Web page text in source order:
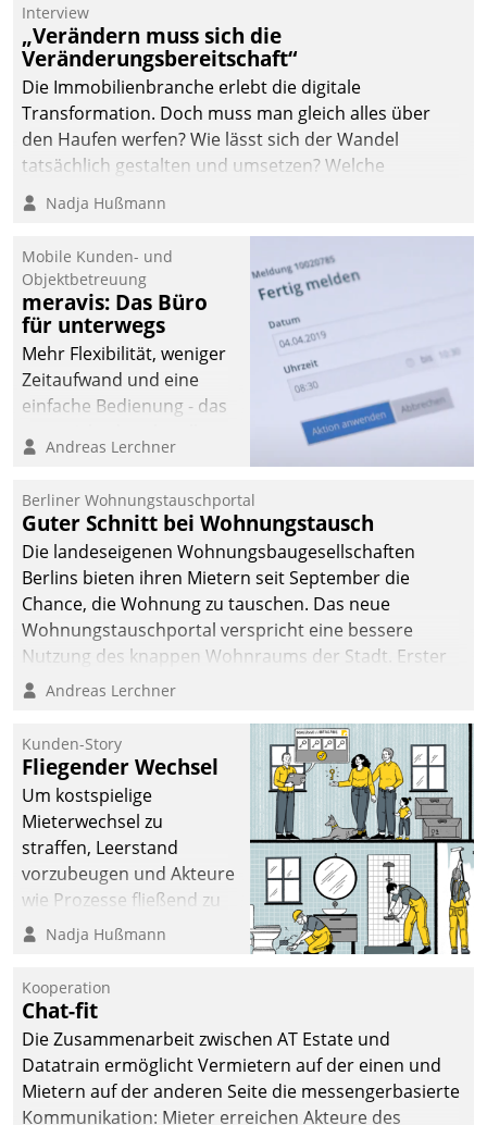
Interview
„Verändern muss sich die
Veränderungsbereitschaft“
Die Immobilienbranche erlebt die digitale
Transformation. Doch muss man gleich alles über
den Haufen werfen? Wie lässt sich der Wandel
tatsächlich gestalten und umsetzen? Welche
Argumente zählen wirklich?
Nadja Hußmann
Mobile Kunden- und
Objektbetreuung
meravis: Das Büro
für unterwegs
Mehr Flexibilität, weniger
Zeitaufwand und eine
einfache Bedienung - das
Cockpit für mobile
Datatrain. Die meravis
Wohnungsbau- und
Immobilien GmbH hat
sich dabei für den Betrieb
der Lösung über die SAP
Cloud Platform
entschieden - als erstes
Unternehmen am
Andreas Lerchner
Berliner Wohnungstauschportal
Guter Schnitt bei Wohnungstausch
Die landeseigenen Wohnungsbaugesellschaften
Berlins bieten ihren Mietern seit September die
Chance, die Wohnung zu tauschen. Das neue
Wohnungstauschportal verspricht eine bessere
Nutzung des knappen Wohnraums der Stadt. Erster
Anwendungsfall für Datatrains Lösung API-Hub mit
Unternehmen.
Andreas Lerchner
Kunden-Story
Fliegender Wechsel
Um kostspielige
Mieterwechsel zu
straffen, Leerstand
vorzubeugen und Akteure
wie Prozesse fließend zu
vernetzen, nutzt die
Jahresbeginn eine
Überblick, Einsicht und
Eingriff bietende Lösung.
Zur Entwicklung setzte
man auf
Cloudtechnologie,
Nadja Hußmann
Kooperation
Chat-fit
Die Zusammenarbeit zwischen AT Estate und
Datatrain ermöglicht Vermietern auf der einen und
Mietern auf der anderen Seite die messengerbasierte
Kommunikation: Mieter erreichen Akteure des